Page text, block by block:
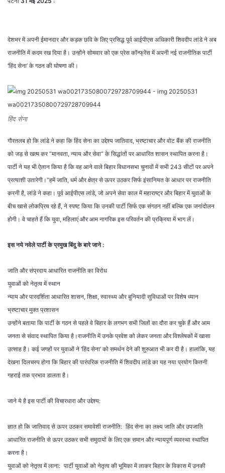
देशभर में अपनी ईमानदार और कड़क छवि के लिए प्रसिद्ध पूर्व आईपीएस अधिकारी शिवदीप लांडे ने अब
राजनीति में कदम रख दिया है। उन्होंने सोमवार को एक प्रेस कॉन्फ्रेंस में अपनी नई राजनीतिक पार्टी
‘हिंद सेना’ के गठन की घोषणा की।
हिंद सेना
गौरतलब हो कि लांडे ने कहा कि हिंद सेना का उद्देश्य जातिवाद, भ्रष्टाचार और वोट बैंक की राजनीति
को जड़ से खत्म कर “मानवता, न्याय और सेवा” के सिद्धांतों पर आधारित शासन स्थापित करना है।
पार्टी ने यह भी ऐलान किया है कि वह आने वाले बिहार विधानसभा चुनावों में सभी 243 सीटों पर अपने
प्रत्याशी उतारेगी।“हमें जाति, धर्म और क्षेत्र से ऊपर उठकर सिर्फ इंसानियत के आधार पर राजनीति
करनी है, लांडे ने कहा। पूर्व आईपीएस लांडे, जो अपने सेवा काल में महाराष्ट्र और बिहार में युवाओं के
बीच खासे लोकप्रिय रहे हैं, ने स्पष्ट किया कि उनकी पार्टी सिर्फ एक संगठन नहीं बल्कि एक जनांदोलन
होगी। वे चाहते हैं कि युवा, महिलाएं और आम नागरिक इस परिवर्तन की प्रक्रिया में भाग लें।
इस नये नवेले पार्टी के प्रमुख बिंदु के बारे जाने :
जाति और संप्रदाय आधारित राजनीति का विरोध
युवाओं को नेतृत्व में स्थान
न्याय और पारदर्शिता आधारित शासन, शिक्षा, स्वास्थ्य और बुनियादी सुविधाओं पर विशेष ध्यान
भ्रष्टाचार मुक्त प्रशासन
उन्होंने बताया कि पार्टी के गठन से पहले वे बिहार के लगभग सभी जिलों का दौरा कर चुके हैं और आम
जनता से संवाद स्थापित किया है।राजनीति में उनके प्रवेश को लेकर जनता और विश्लेषकों में खासा
उत्साह है। कई जगहों पर युवाओं ने ‘हिंद सेना’ को समर्थन देने की शुरुआत भी कर दी है। हालांकि, यह
देखना दिलचस्प होगा कि बिहार की पारंपरिक राजनीति में शिवदीप लांडे का यह नया प्रयोग कितनी
गहराई तक प्रभाव डालता है।
जाने ये है इस पार्टी की विचारधारा और उद्देश्य:
ज्ञात हो कि जातिवाद से ऊपर उठकर समावेशी राजनीति: हिंद सेना का लक्ष्य जाति और उपजाति
आधारित राजनीति से ऊपर उठकर सभी समुदायों के लिए एक समान और न्यायपूर्ण व्यवस्था स्थापित
करना है।
युवाओं को नेतृत्व में लाना: पार्टी युवाओं को नेतृत्व की भूमिका में लाकर बिहार के विकास में उनकी